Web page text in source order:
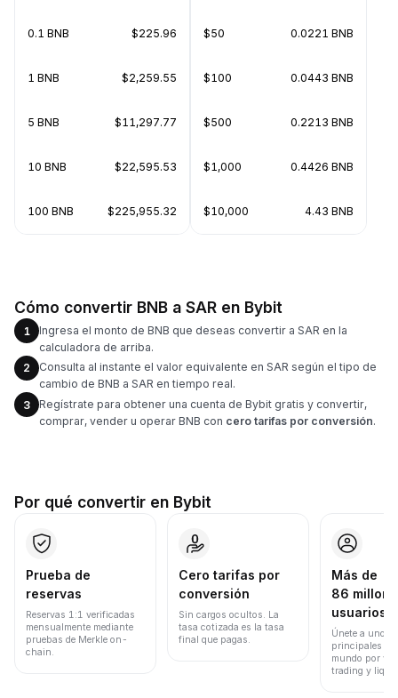
0.1 BNB $225.96
1 BNB $2,259.55
5 BNB $11,297.77
10 BNB $22,595.53
100 BNB $225,955.32
$50 0.0221 BNB
$100 0.0443 BNB
$500 0.2213 BNB
$1,000 0.4426 BNB
$10,000 4.43 BNB
Cómo convertir BNB a SAR en Bybit
1
Ingresa el monto de BNB que deseas convertir a SAR en la
calculadora de arriba.
2
Consulta al instante el valor equivalente en SAR según el tipo de
cambio de BNB a SAR en tiempo real.
3
Regístrate para obtener una cuenta de Bybit gratis y convertir,
comprar, vender u operar BNB con cero tarifas por conversión.
Por qué convertir en Bybit
Prueba de
reservas
Reservas 1:1 verificadas
mensualmente mediante
pruebas de Merkle on-
chain.
Cero tarifas por
conversión
Sin cargos ocultos. La
tasa cotizada es la tasa
final que pagas.
Más de
86
usuarios
Únete a uno
principales
mundo por
trading y